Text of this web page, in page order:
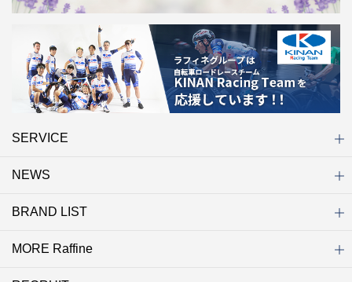
SERVICE
初めての方へ
店舗検索
キャンペーン
ラフィネ マルシェ（通販サイト）
WEB予約
よくある質問（Q&A）
サイトマップ
NEWS
ニュース一覧
お知らせ
オープン
クローズ
リニューアル
その他
BRAND LIST
ブランド一覧
ラフィネ
グランラフィネ
バダンバルー
ラフィネプリュス
プチラフィネ
整体ナチュラルボディ
トータルセラピー
フットデザイン
REFLE（リフレ）
Raffine TOKYO
ラフィネ ランニングスタイル
MORE Raffine